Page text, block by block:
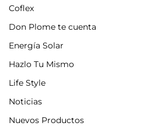
Coflex
Don Plome te cuenta
Energía Solar
Hazlo Tu Mismo
Life Style
Noticias
Nuevos Productos